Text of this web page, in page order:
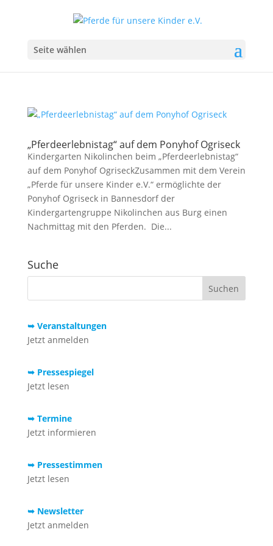
Seite wählen
„Pferdeerlebnistag“ auf dem Ponyhof Ogriseck
Kindergarten Nikolinchen beim „Pferdeerlebnistag“
auf dem Ponyhof OgriseckZusammen mit dem Verein
„Pferde für unsere Kinder e.V.“ ermöglichte der
Ponyhof Ogriseck in Bannesdorf der
Kindergartengruppe Nikolinchen aus Burg einen
Nachmittag mit den Pferden. Die...
Suche
➥ Veranstaltungen
Jetzt anmelden
➥ Pressespiegel
Jetzt lesen
➥ Termine
Jetzt informieren
➥ Pressestimmen
Jetzt lesen
➥ Newsletter
Jetzt anmelden